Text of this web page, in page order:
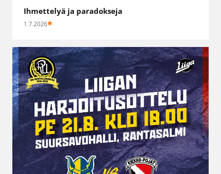
Ihmettelyä ja paradokseja
1.7.2026